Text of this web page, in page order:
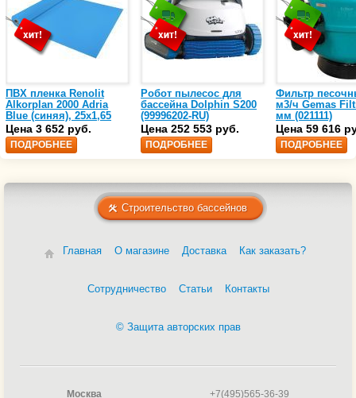
ПВХ пленка Renolit
Alkorplan 2000 Adria
Blue (синяя), 25х1,65
(35216203)
Цена 3 652 руб.
ПОДРОБНЕЕ
Робот пылесос для
бассейна Dolphin S200
(99996202-RU)
Цена 252 553 руб.
ПОДРОБНЕЕ
Фильтр
м3/ч Gemas
мм (021111)
Цена 59 616
ПОДРОБНЕЕ
Строительство бассейнов
Главная О магазине Доставка Как заказать?
Сотрудничество Статьи Контакты
© Защита авторских прав
Москва +7(495)565-36-39